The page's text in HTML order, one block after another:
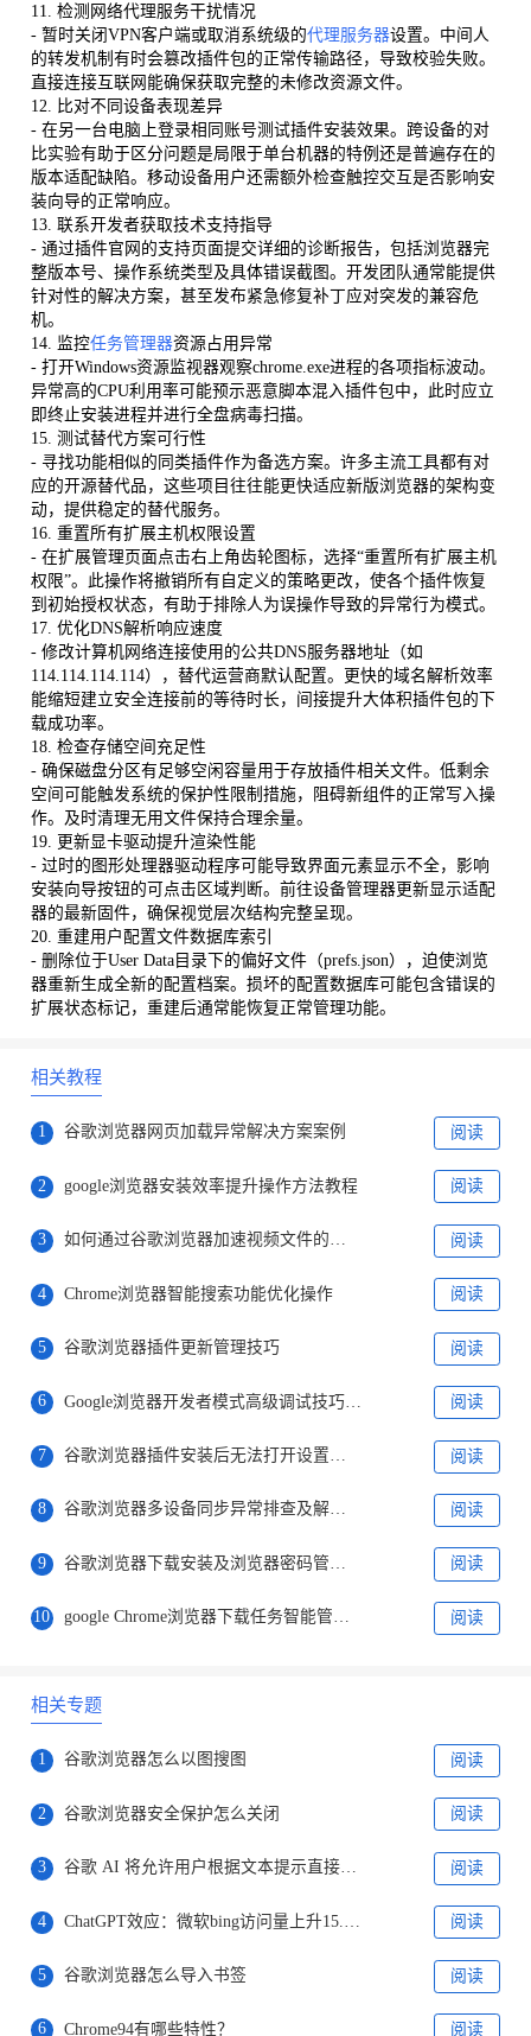
11. 检测网络代理服务干扰情况
- 暂时关闭VPN客户端或取消系统级的代理服务器设置。中间人
的转发机制有时会篡改插件包的正常传输路径，导致校验失败。
直接连接互联网能确保获取完整的未修改资源文件。
12. 比对不同设备表现差异
- 在另一台电脑上登录相同账号测试插件安装效果。跨设备的对
比实验有助于区分问题是局限于单台机器的特例还是普遍存在的
版本适配缺陷。移动设备用户还需额外检查触控交互是否影响安
装向导的正常响应。
13. 联系开发者获取技术支持指导
- 通过插件官网的支持页面提交详细的诊断报告，包括浏览器完
整版本号、操作系统类型及具体错误截图。开发团队通常能提供
针对性的解决方案，甚至发布紧急修复补丁应对突发的兼容危
机。
14. 监控任务管理器资源占用异常
- 打开Windows资源监视器观察chrome.exe进程的各项指标波动。
异常高的CPU利用率可能预示恶意脚本混入插件包中，此时应立
即终止安装进程并进行全盘病毒扫描。
15. 测试替代方案可行性
- 寻找功能相似的同类插件作为备选方案。许多主流工具都有对
应的开源替代品，这些项目往往能更快适应新版浏览器的架构变
动，提供稳定的替代服务。
16. 重置所有扩展主机权限设置
- 在扩展管理页面点击右上角齿轮图标，选择“重置所有扩展主机
权限”。此操作将撤销所有自定义的策略更改，使各个插件恢复
到初始授权状态，有助于排除人为误操作导致的异常行为模式。
17. 优化DNS解析响应速度
- 修改计算机网络连接使用的公共DNS服务器地址（如
114.114.114.114），替代运营商默认配置。更快的域名解析效率
能缩短建立安全连接前的等待时长，间接提升大体积插件包的下
载成功率。
18. 检查存储空间充足性
- 确保磁盘分区有足够空闲容量用于存放插件相关文件。低剩余
空间可能触发系统的保护性限制措施，阻碍新组件的正常写入操
作。及时清理无用文件保持合理余量。
19. 更新显卡驱动提升渲染性能
- 过时的图形处理器驱动程序可能导致界面元素显示不全，影响
安装向导按钮的可点击区域判断。前往设备管理器更新显示适配
器的最新固件，确保视觉层次结构完整呈现。
20. 重建用户配置文件数据库索引
- 删除位于User Data目录下的偏好文件（prefs.json），迫使浏览
器重新生成全新的配置档案。损坏的配置数据库可能包含错误的
扩展状态标记，重建后通常能恢复正常管理功能。
相关教程
1 谷歌浏览器网页加载异常解决方案案例 阅读
2 google浏览器安装效率提升操作方法教程 阅读
3 如何通过谷歌浏览器加速视频文件的加载时间 阅读
4 Chrome浏览器智能搜索功能优化操作 阅读
5 谷歌浏览器插件更新管理技巧 阅读
6 Google浏览器开发者模式高级调试技巧操作教程 阅读
7 谷歌浏览器插件安装后无法打开设置的排查方式 阅读
8 谷歌浏览器多设备同步异常排查及解决方案 阅读
9 阅读
10 google Chrome浏览器下载任务智能管理及提醒功能 阅读
相关专题
1 谷歌浏览器怎么以图搜图 阅读
2 谷歌浏览器安全保护怎么关闭 阅读
3 谷歌 AI 将允许用户根据文本提示直接创建图片 阅读
4 阅读
5 谷歌浏览器怎么导入书签 阅读
6 Chrome94有哪些特性？ 阅读